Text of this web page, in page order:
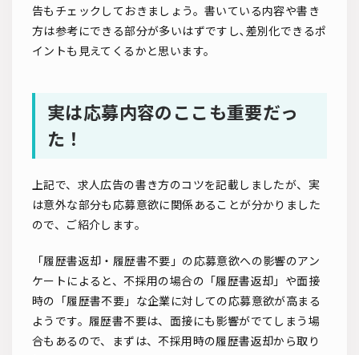
告もチェックしておきましょう。書いている内容や書き
方は参考にできる部分が多いはずですし､差別化できるポ
イントも見えてくるかと思います。
実は応募内容のここも重要だっ
た！
上記で、求人広告の書き方のコツを記載しましたが、実
は意外な部分も応募意欲に関係あることが分かりました
ので、ご紹介します。
「履歴書返却・履歴書不要」の応募意欲への影響のアン
ケートによると、不採用の場合の「履歴書返却」や面接
時の「履歴書不要」な企業に対しての応募意欲が高まる
ようです。履歴書不要は、面接にも影響がでてしまう場
合もあるので、まずは、不採用時の履歴書返却から取り